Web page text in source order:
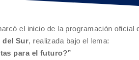
el inicio de la programación oficial
del Sur, realizada bajo el lema:
para el futuro?”